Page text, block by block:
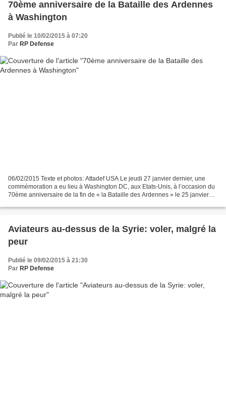
70ème anniversaire de la Bataille des Ardennes
à Washington
Publié le 10/02/2015 à 07:20
Par RP Defense
06/02/2015 Texte et photos: Attadef USA Le jeudi 27 janvier dernier, une
commémoration a eu lieu à Washington DC, aux Etats-Unis, à l’occasion du
70ème anniversaire de la fin de « la Bataille des Ardennes » le 25 janvier
Aviateurs au-dessus de la Syrie: voler, malgré la
peur
Publié le 09/02/2015 à 21:30
Par RP Defense